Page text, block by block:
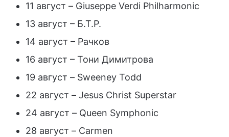
11 август – Giuseppe Verdi Philharmonic
13 август – Б.Т.Р.
14 август – Рачков
16 август – Тони Димитрова
19 август – Sweeney Todd
22 август – Jesus Christ Superstar
24 август – Queen Symphonic
28 август – Carmen